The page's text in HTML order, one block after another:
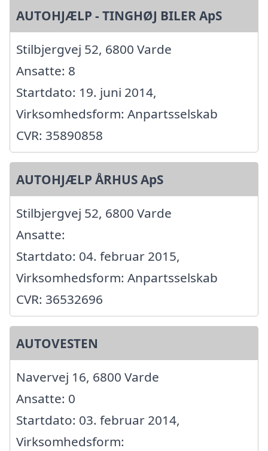
AUTOHJÆLP - TINGHØJ BILER ApS
Stilbjergvej 52, 6800 Varde
Ansatte: 8
Startdato: 19. juni 2014,
Virksomhedsform: Anpartsselskab
CVR: 35890858
AUTOHJÆLP ÅRHUS ApS
Stilbjergvej 52, 6800 Varde
Ansatte:
Startdato: 04. februar 2015,
Virksomhedsform: Anpartsselskab
CVR: 36532696
AUTOVESTEN
Navervej 16, 6800 Varde
Ansatte: 0
Startdato: 03. februar 2014,
Virksomhedsform: